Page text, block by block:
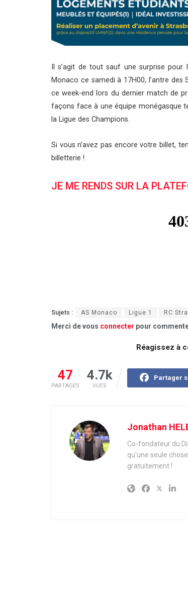
Il s’agit de tout sauf une surprise
Monaco ce samedi à 17H00, l’antre
ce week-end lors du dernier match de
façons face à une équipe monégasque
la Ligue des Champions.
Si vous n’avez pas encore votre billet,
billetterie !
JE ME RENDS SUR LA
Sujets : AS Monaco Ligue 1 RC
Merci de vous connecter pour
Réagissez à
47
PARTAGES
4.7k
VUES
Partager
Jonathan
Co-fondateur du
qu'une seule
gratuitement !